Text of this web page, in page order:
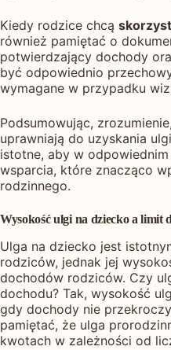
Kiedy rodzice chcą
również pamiętać o
potwierdzający dochody
być odpowiednio
wymagane w przypadku
Podsumowując,
uprawniają do uzyskania
istotne, aby w
wsparcia, które znacząco
rodzinnego.
Wysokość ulgi na dziecko a limit
Ulga na dziecko jest
rodziców, jednak jej
dochodów rodziców. Czy
dochodu? Tak, wysokość
gdy dochody nie
pamiętać, że ulga
kwotach w zależności od